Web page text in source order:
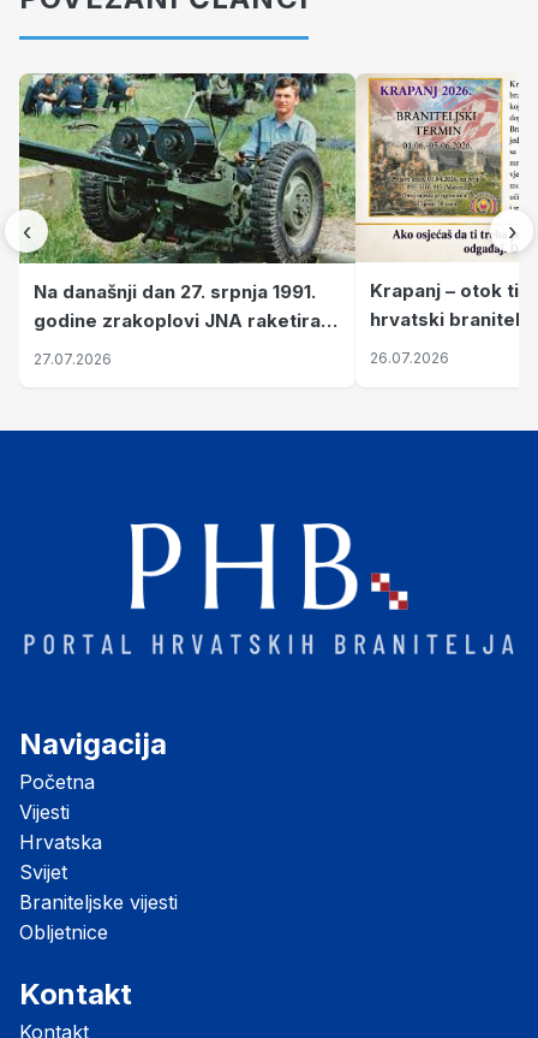
‹
Na današnji dan 27. srpnja 1991.
godine zrakoplovi JNA raketirali
su vojarnu i obučni centar "Nikola
27.07.2026
Krapanj – otok
hrvatski branitelji
pronalaze mir
26.07.2026
›
Navigacija
Početna
Vijesti
Hrvatska
Svijet
Braniteljske vijesti
Obljetnice
Kontakt
Kontakt